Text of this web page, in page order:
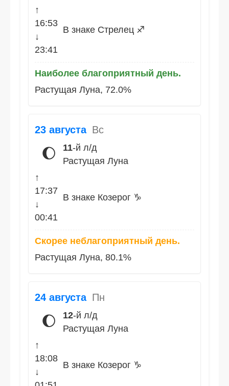
↑
16:53
↓
23:41
В знаке Стрелец ♐
Наиболее благоприятный день.
Растущая Луна, 72.0%
23 августа Вс
🌔 11-й л/д
Растущая Луна
↑
17:37
↓
00:41
В знаке Козерог ♑
Скорее неблагоприятный день.
Растущая Луна, 80.1%
24 августа Пн
🌔 12-й л/д
Растущая Луна
↑
18:08
↓
В знаке Козерог ♑